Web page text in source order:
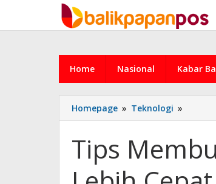
content
Home Nasional Kabar
Homepage » Teknologi »
Melalui
AI
Tips